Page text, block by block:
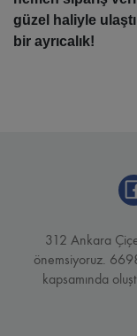
güzel haliyle
bir ayrıcalık!
312 Ankara
önemsiyoruz.
kapsamında